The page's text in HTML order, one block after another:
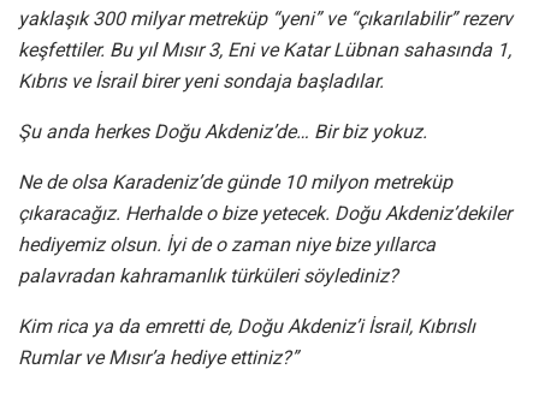
yaklaşık 300 milyar metreküp “yeni” ve “çıkarılabilir” rezerv
keşfettiler. Bu yıl Mısır 3, Eni ve Katar Lübnan sahasında 1,
Kıbrıs ve İsrail birer yeni sondaja başladılar.
Şu anda herkes Doğu Akdeniz’de… Bir biz yokuz.
Ne de olsa Karadeniz’de günde 10 milyon metreküp
çıkaracağız. Herhalde o bize yetecek. Doğu Akdeniz’dekiler
hediyemiz olsun. İyi de o zaman niye bize yıllarca
palavradan kahramanlık türküleri söylediniz?
Kim rica ya da emretti de, Doğu Akdeniz’i İsrail, Kıbrıslı
Rumlar ve Mısır’a hediye ettiniz?”